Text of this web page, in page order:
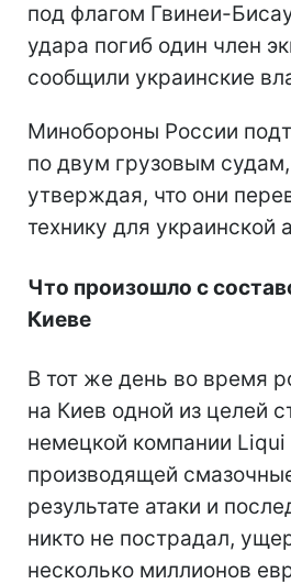
под флагом Гвинеи-
удара погиб один член
сообщили украинские
Минобороны России
по двум грузовым судам,
утверждая, что они
технику для украинской
Что произошло с
Киеве
В тот же день во время
на Киев одной из целей
немецкой компании
производящей
результате атаки и
никто не пострадал,
несколько миллионов